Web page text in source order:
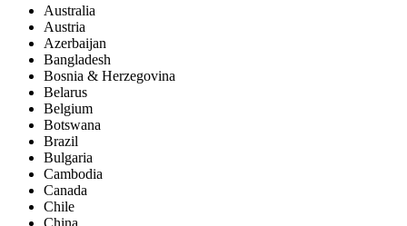
Australia
Austria
Azerbaijan
Bangladesh
Bosnia & Herzegovina
Belarus
Belgium
Botswana
Brazil
Bulgaria
Cambodia
Canada
Chile
China